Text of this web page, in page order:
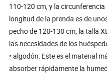
110-120 cm, y la
longitud de la prenda es de
pecho de 120-130 cm; la talla
las necesidades de los
• algodón: Este es el material
absorber rápidamente la